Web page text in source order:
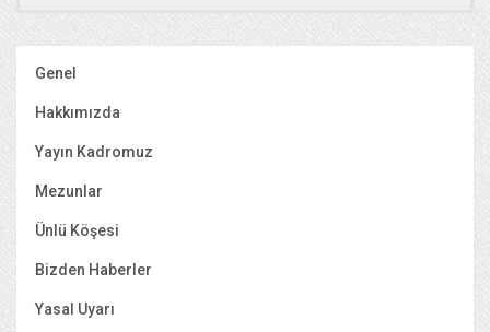
Genel
Hakkımızda
Yayın Kadromuz
Mezunlar
Ünlü Köşesi
Bizden Haberler
Yasal Uyarı